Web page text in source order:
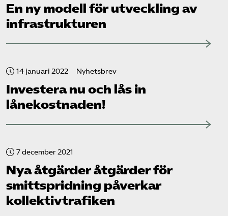
En ny modell för utveckling av
infrastrukturen
14 januari 2022 Nyhetsbrev
Investera nu och lås in
lånekostnaden!
7 december 2021
Nya åtgärder åtgärder för
smittspridning påverkar
kollektiv­trafiken